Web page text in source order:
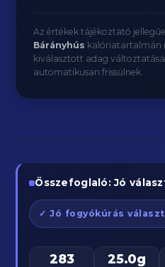
Az értékek tájékoztató
Bárányhús kalóriatartalmán (
kiválasztott adag
automatikusan frissülnek.
Összefoglaló: Jó
✓ Jó fogyókúrás
283 25.0g